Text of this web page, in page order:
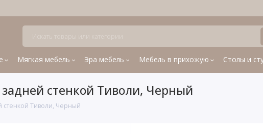
Мягкая мебель Эра мебель Мебель в прихожую Столы и
стенкой Тиволи, Черный
стенкой Тиволи, Черный